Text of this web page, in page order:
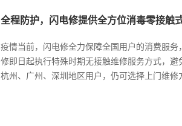
全程防护，闪电修提供全方位消毒零接触
疫情当前，闪电修全力保障全国用户的消费服
修即日起执行特殊时期无接触维修服务方式，避
杭州、广州、深圳地区用户，仍可选择上门维修